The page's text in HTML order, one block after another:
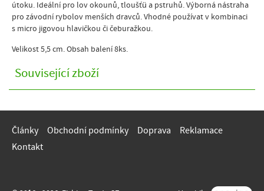
útoku. Ideální pro lov okounů, tloušťü a pstruhů. Výborná nástraha
pro závodní rybolov menších dravců. Vhodné používat v kombinaci
s micro jigovou hlavičkou či čeburažkou.
Velikost 5,5 cm. Obsah balení 8ks.
Související zboží
Články Obchodní podmínky Doprava
Reklamace
Kontakt